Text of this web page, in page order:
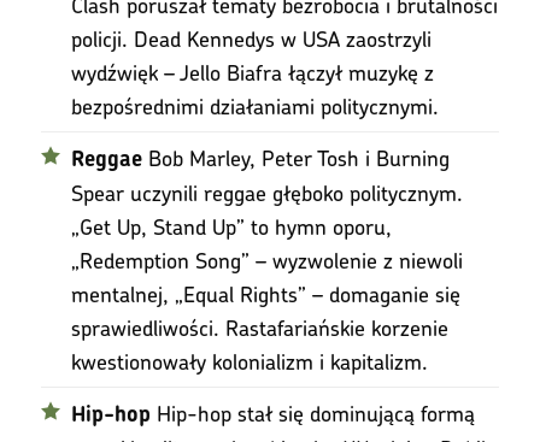
policji. Dead Kennedys w USA zaostrzyli
wydźwięk – Jello Biafra łączył muzykę z
bezpośrednimi działaniami politycznymi.
Reggae Bob Marley, Peter Tosh i Burning
Spear uczynili reggae głęboko politycznym.
„Get Up, Stand Up” to hymn oporu,
„Redemption Song” – wyzwolenie z niewoli
mentalnej, „Equal Rights” – domaganie się
sprawiedliwości. Rastafariańskie korzenie
kwestionowały kolonializm i kapitalizm.
Hip-hop Hip-hop stał się dominującą formą